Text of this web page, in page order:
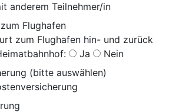
anderem Teilnehmer/in
Flughafen
zum Flughafen hin- und zurück
Ja
Nein
(bitte auswählen)